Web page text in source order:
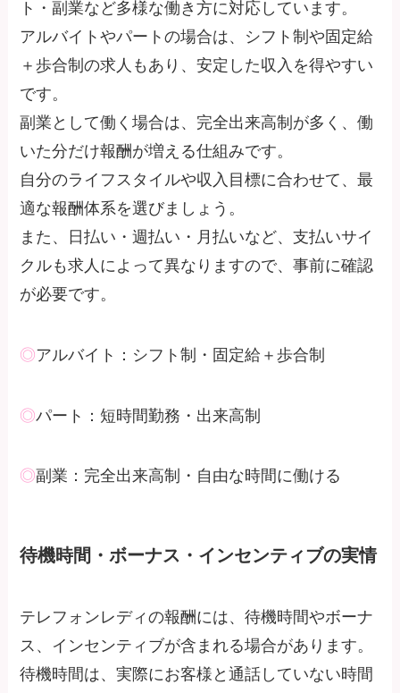
ト・副業など多様な働き方に対応しています。
アルバイトやパートの場合は、シフト制や固定給
＋歩合制の求人もあり、安定した収入を得やすい
です。
副業として働く場合は、完全出来高制が多く、働
いた分だけ報酬が増える仕組みです。
自分のライフスタイルや収入目標に合わせて、最
適な報酬体系を選びましょう。
また、日払い・週払い・月払いなど、支払いサイ
クルも求人によって異なりますので、事前に確認
が必要です。
◎アルバイト：シフト制・固定給＋歩合制
◎パート：短時間勤務・出来高制
◎副業：完全出来高制・自由な時間に働ける
待機時間・ボーナス・インセンティブの実情
テレフォンレディの報酬には、待機時間やボーナ
ス、インセンティブが含まれる場合があります。
待機時間は、実際にお客様と通話していない時間